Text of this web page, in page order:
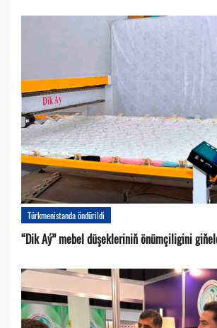
Türkmenistanda öndürildi
“Dik Aý” mebel düşekleriniň önümçiligini